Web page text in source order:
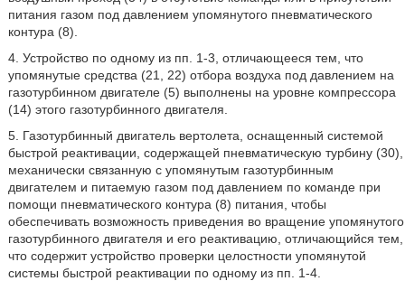
питания газом под давлением упомянутого пневматического
контура (8).
4. Устройство по одному из пп. 1-3, отличающееся тем, что
упомянутые средства (21, 22) отбора воздуха под давлением на
газотурбинном двигателе (5) выполнены на уровне компрессора
(14) этого газотурбинного двигателя.
5. Газотурбинный двигатель вертолета, оснащенный системой
быстрой реактивации, содержащей пневматическую турбину (30),
механически связанную с упомянутым газотурбинным
двигателем и питаемую газом под давлением по команде при
помощи пневматического контура (8) питания, чтобы
обеспечивать возможность приведения во вращение упомянутого
газотурбинного двигателя и его реактивацию, отличающийся тем,
что содержит устройство проверки целостности упомянутой
системы быстрой реактивации по одному из пп. 1-4.